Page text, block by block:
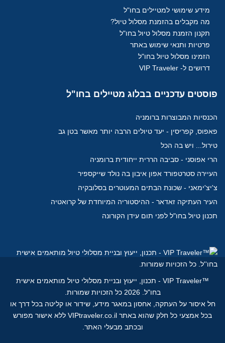
מידע שימושי למטיילים בחו"ל
מה מקבלים בהזמנת מסלול טיול?
תקנון הזמנת מסלול טיול בחו"ל
פרטיות ותנאי שימוש באתר
הזמינו מסלול טיול בחו"ל
דרושים ל- VIP Traveler
פוסטים עדכניים בבלוג מטיילים בחו"ל
הכנסיות המבוצרות ברומניה
פאפוס, קפריסין - יעד טיולים הרבה יותר מאשר בטן גב
טירול... ויש בה הכל
הרי אפוסני - סביבה הררית ייחודית ברומניה
העיירה סטרטפורד אפון איבון בה נולד שייקספיר
צ'יצ'ימאני - שכונת הבתים המעוטרים בסלובקיה
העיר העתיקה זאדאר - ההיסטוריה המיוחדת של קרואטיה
תכנון טיול בחו"ל לפני תום עידן הקורונה
™
VIP Traveler - תכנון, ייעוץ ובניית מסלולי טיול מותאמים אישית
בחו"ל.2026 כל הזכויות שמורות.
חל איסור על העתקה, אחסון במאגר מידע, שידור או קליטה בכל דרך או
בכל אמצעי כל חלק שהוא באתר VIPtraveler.co.il ללא אישור מפורש
ובכתב מבעלי האתר.